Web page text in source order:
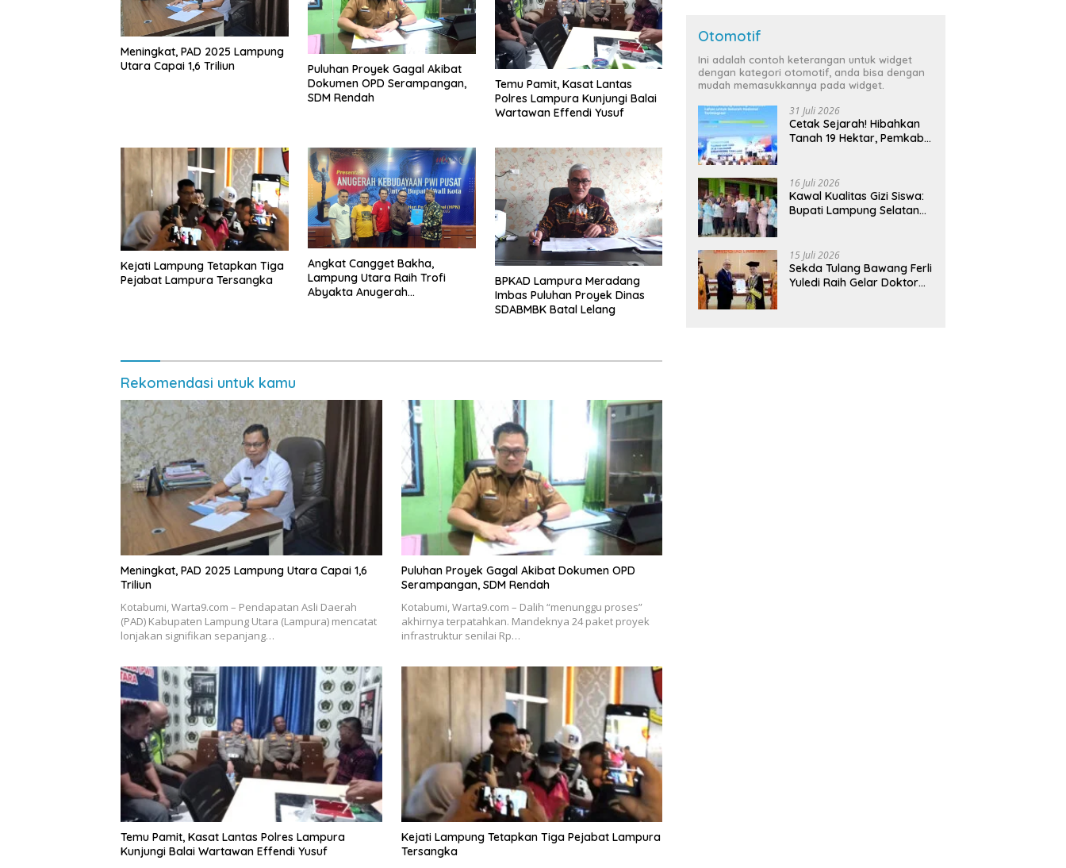
Meningkat, PAD 2025 Lampung
Utara Capai 1,6 Triliun
Puluhan Proyek Gagal Akibat
Dokumen OPD Serampangan,
SDM Rendah
Temu Pamit, Kasat Lantas
Polres Lampura Kunjungi Balai
Wartawan Effendi Yusuf
Kejati Lampung Tetapkan Tiga
Pejabat Lampura Tersangka
Angkat Cangget Bakha,
Lampung Utara Raih Trofi
Abyakta Anugerah
BPKAD Lampura Meradang
Imbas Puluhan Proyek Dinas
SDABMBK Batal Lelang
Rekomendasi untuk kamu
Meningkat, PAD 2025 Lampung Utara Capai 1,6
Triliun
Kotabumi, Warta9.com – Pendapatan Asli Daerah
(PAD) Kabupaten Lampung Utara (Lampura) mencatat
lonjakan signifikan sepanjang…
Puluhan Proyek Gagal Akibat Dokumen OPD
Serampangan, SDM Rendah
Kotabumi, Warta9.com – Dalih “menunggu proses”
akhirnya terpatahkan. Mandeknya 24 paket proyek
infrastruktur senilai Rp…
Temu Pamit, Kasat Lantas Polres Lampura
Kunjungi Balai Wartawan Effendi Yusuf
Kejati Lampung Tetapkan Tiga Pejabat Lampura
Tersangka
Otomotif
Ini adalah contoh keterangan untuk widget
dengan kategori otomotif, anda bisa dengan
mudah memasukkannya pada widget.
31 Juli 2026
Cetak Sejarah! Hibahkan
Tanah 19 Hektar, Pemkab
Terintegrasi Pertama di
Lampung
16 Juli 2026
Kawal Kualitas Gizi Siswa:
Bupati Lampung Selatan
Bergizi Gratis di Natar
15 Juli 2026
Sekda Tulang Bawang Ferli
Yuledi Raih Gelar Doktor